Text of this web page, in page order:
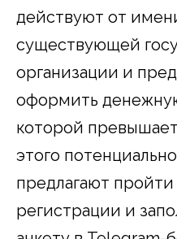
действуют от
существующей
организации и
оформить
которой
этого
предлагают
регистрации и